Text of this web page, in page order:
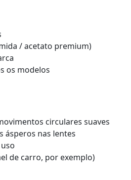
/ acetato premium)
os modelos
circulares suaves
ásperos nas lentes
de carro, por exemplo)